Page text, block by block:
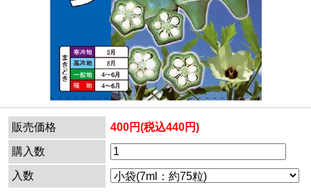
販売価格 400円(税込440円)
購入数
入数